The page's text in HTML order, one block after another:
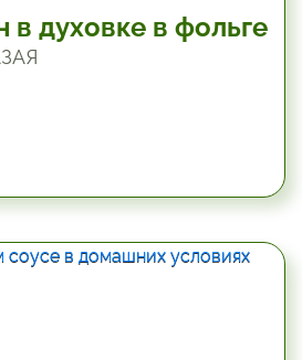
в духовке в фольге